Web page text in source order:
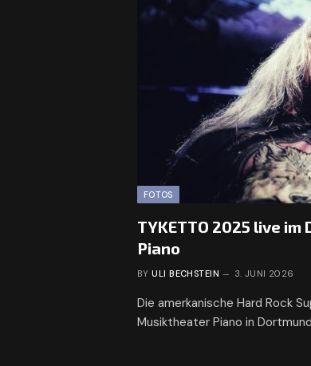
FOTOS
TYKETTO 2025 live
Piano
BY ULI BECHSTEIN 3. JUNI 2026
Die amerkanische Hard Rock
Musiktheater Piano in